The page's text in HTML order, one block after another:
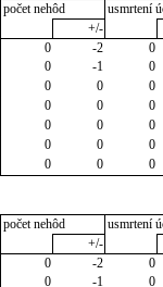
počet nehôd
usmrtení
+/-
0 -2
0
0 -1
0
0 0
0
0 0
0
0 0
0
0 0
0
0 0 0
počet nehôd
usmrtení
+/-
0 -2
0
0 -1
0